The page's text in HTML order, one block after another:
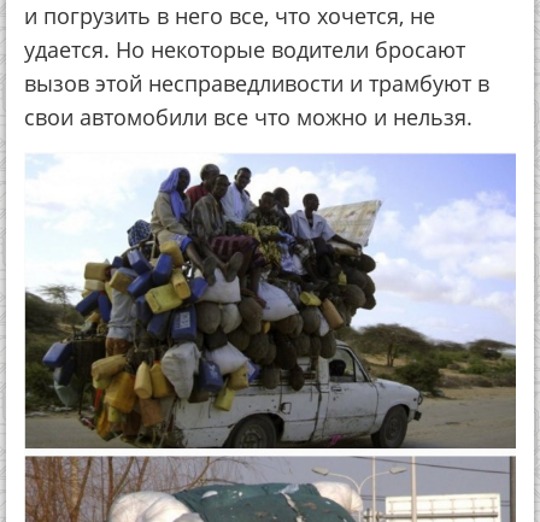
и погрузить в него все, что хочется, не
удается. Но некоторые водители бросают
вызов этой несправедливости и трамбуют в
свои автомобили все что можно и нельзя.